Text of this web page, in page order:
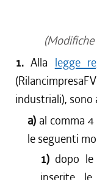
1.Alla legge
industriali),
a) al comma
le seguenti
1) dopo